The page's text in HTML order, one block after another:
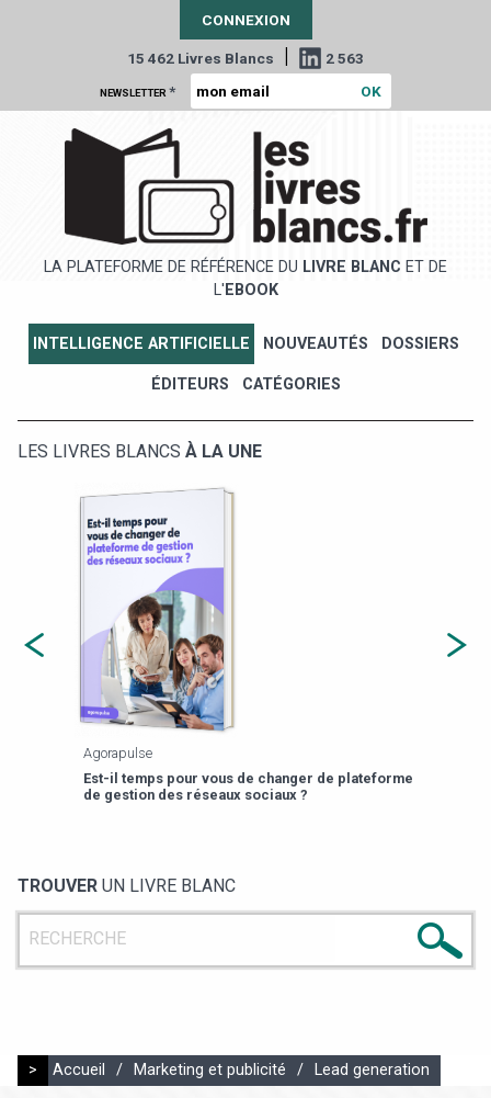
CONNEXION
15 462 Livres Blancs | 2 563
NEWSLETTER *
LA PLATEFORME DE RÉFÉRENCE DU LIVRE BLANC ET DE
L' EBOOK
INTELLIGENCE ARTIFICIELLE NOUVEAUTÉS DOSSIERS
ÉDITEURS CATÉGORIES
LES LIVRES BLANCS À LA UNE
Agorapulse
Est-il temps pour vous de changer de plateforme
de gestion des réseaux sociaux ?
TROUVER UN LIVRE BLANC
> Accueil / Marketing et publicité / Lead generation